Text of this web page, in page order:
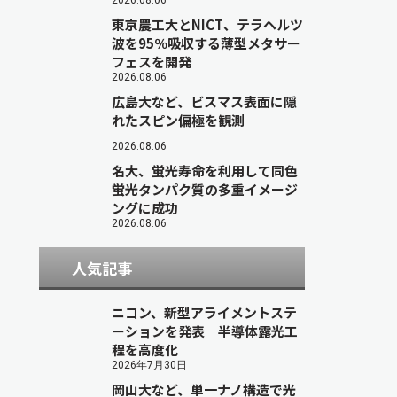
東京農工大とNICT、テラヘルツ
波を95％吸収する薄型メタサー
フェスを開発
2026.08.06
広島大など、ビスマス表面に隠
れたスピン偏極を観測
2026.08.06
名大、蛍光寿命を利用して同色
蛍光タンパク質の多重イメージ
ングに成功
2026.08.06
人気記事
ニコン、新型アライメントステ
ーションを発表 半導体露光工
程を高度化
2026年7月30日
岡山大など、単一ナノ構造で光